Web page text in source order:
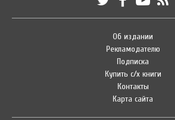
Об издании
Рекламодателю
Подписка
Купить с/х книги
Контакты
Карта сайта